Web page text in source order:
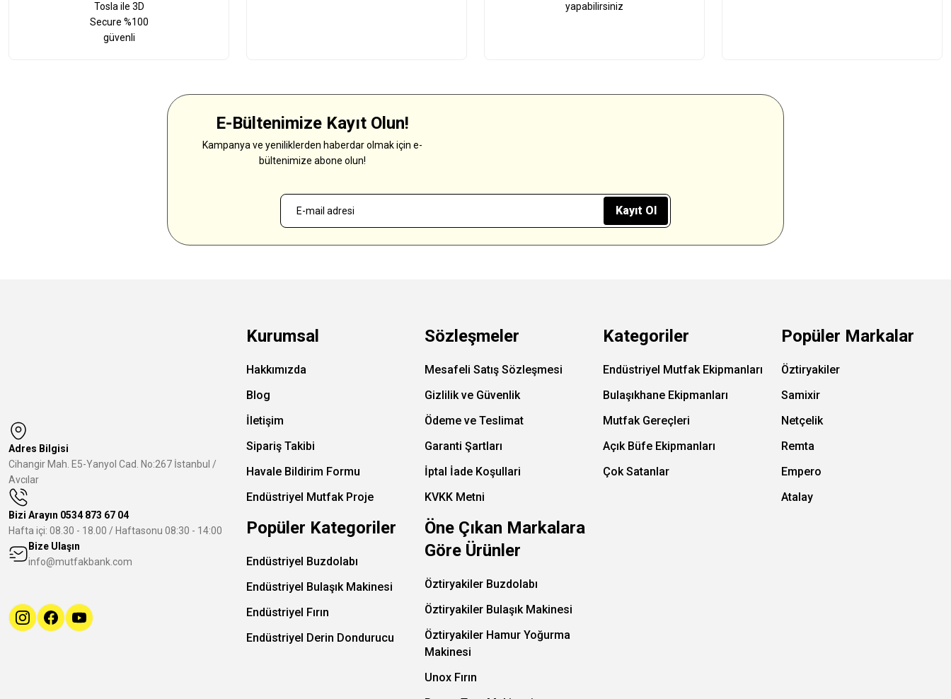
Tosla ile 3D
Secure %100
güvenli
yapabilirsiniz
E-Bültenimize Kayıt Olun!
Kampanya ve yeniliklerden haberdar olmak için e-
bültenimize abone olun!
Kayıt Ol
Adres Bilgisi
Cihangir Mah. E5-Yanyol Cad. No:267 İstanbul /
Avcılar
Bizi Arayın 0534 873 67 04
Hafta içi: 08.30 - 18.00 / Haftasonu 08:30 - 14:00
Bize Ulaşın
info@mutfakbank.com
Kurumsal
Hakkımızda
Blog
İletişim
Sipariş Takibi
Havale Bildirim Formu
Endüstriyel Mutfak Proje
Sözleşmeler
Mesafeli Satış Sözleşmesi
Gizlilik ve Güvenlik
Ödeme ve Teslimat
Garanti Şartları
İptal İade Koşullari
KVKK Metni
Kategoriler
Endüstriyel Mutfak Ekipmanları
Bulaşıkhane Ekipmanları
Mutfak Gereçleri
Açık Büfe Ekipmanları
Çok Satanlar
Popüler Markalar
Öztiryakiler
Samixir
Netçelik
Remta
Empero
Atalay
Popüler Kategoriler
Endüstriyel Buzdolabı
Endüstriyel Bulaşık Makinesi
Endüstriyel Fırın
Endüstriyel Derin Dondurucu
Öne Çıkan Markalara
Göre Ürünler
Öztiryakiler Buzdolabı
Öztiryakiler Bulaşık Makinesi
Öztiryakiler Hamur Yoğurma
Makinesi
Unox Fırın